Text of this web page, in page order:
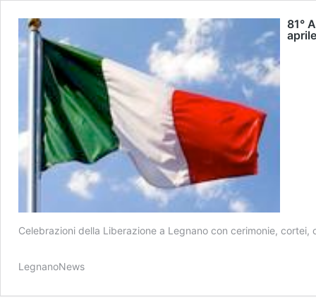
81°
Celebrazioni della Liberazione a Legnano con cerimonie,
LegnanoNews